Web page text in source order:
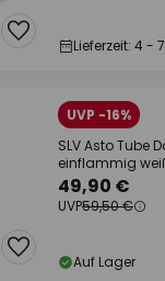
Lieferzeit: 4 -
UVP -16%
SLV Asto Tube
einflammig
49,90 €
UVP59,50 €
Auf Lager